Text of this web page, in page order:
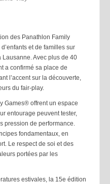
des Panathlon Family
et de familles sur
Lausanne. Avec plus de 40
a confirmé sa place de
l’accent sur la découverte,
du fair-play.
Games® offrent un espace
entourage peuvent tester,
pression de performance.
fondamentaux, en
Le respect de soi et des
portées par les
estivales, la 15e édition